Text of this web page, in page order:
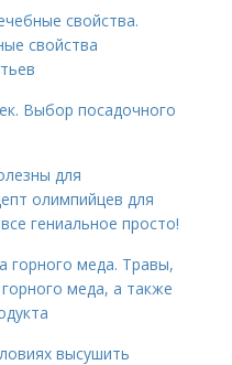
свойства.
свойства
Выбор посадочного
для
олимпийцев для
гениальное просто!
горного меда. Травы,
меда, а также
высушить